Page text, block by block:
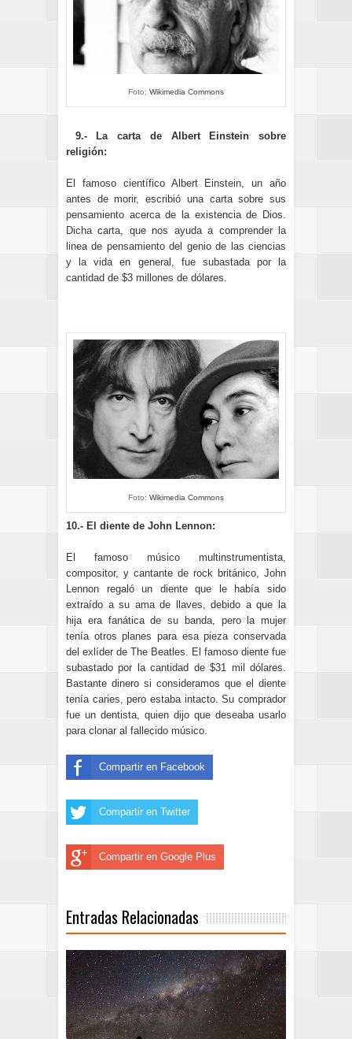
Foto: Wikimedia Commons
9.- La carta de Albert Einstein sobre
religión:
El famoso científico Albert Einstein, un año
antes de morir, escribió una carta sobre sus
pensamiento acerca de la existencia de Dios.
Dicha carta, que nos ayuda a comprender la
linea de pensamiento del genio de las ciencias
y la vida en general, fue subastada por la
cantidad de $3 millones de dólares.
Foto: Wikimedia Commons
10.- El diente de John Lennon:
El famoso músico multinstrumentista,
compositor, y cantante de rock británico, John
Lennon regaló un diente que le había sido
extraído a su ama de llaves, debido a que la
hija era fanática de su banda, pero la mujer
tenía otros planes para esa pieza conservada
del exlíder de The Beatles. El famoso diente fue
subastado por la cantidad de $31 mil dólares.
Bastante dinero si consideramos que el diente
tenía caries, pero estaba intacto. Su comprador
fue un dentista, quien dijo que deseaba usarlo
para clonar al fallecido músico.
Compartir en Facebook
Compartir en Twitter
Compartir en Google Plus
Entradas Relacionadas